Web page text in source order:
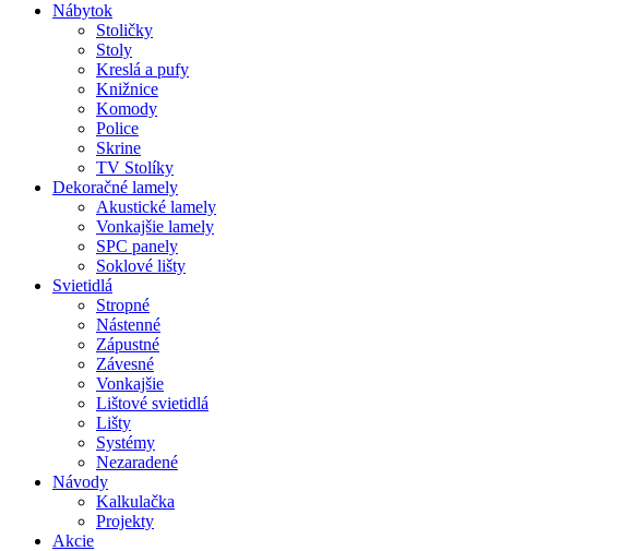
Nábytok
Stoličky
Stoly
Kreslá a pufy
Knižnice
Komody
Police
Skrine
TV Stolíky
Dekoračné lamely
Akustické lamely
Vonkajšie lamely
SPC panely
Soklové lišty
Svietidlá
Stropné
Nástenné
Zápustné
Závesné
Vonkajšie
Lištové svietidlá
Lišty
Systémy
Nezaradené
Návody
Kalkulačka
Projekty
Akcie